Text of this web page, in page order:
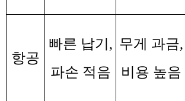
항공
빠른 납기 ,
파손 적음
무게 과금,
비용 높음